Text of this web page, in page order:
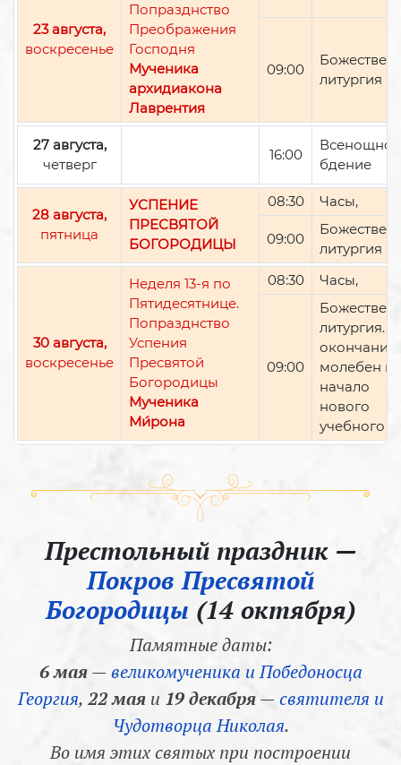
23 августа,
воскресенье
Попразднство
Преображения
Господня
Мученика
архидиакона
Лаврентия
09:00
литургия
27 августа,
четверг
16:00
Всенощное
бдение
28 августа,
пятница
УСПЕНИЕ
ПРЕСВЯТОЙ
БОГОРОДИЦЫ
08:30 Часы,
09:00
литургия
30 августа,
воскресенье
Неделя 13-я по
Пятидесятнице.
Попразднство
Успения
Пресвятой
Богородицы
Мученика
Ми́рона
08:30 Часы,
09:00
литургия.
окончании
молебен
начало
нового
учебного
Престольный праздник —
Покров Пресвятой
Богородицы (14 октября)
Памятные даты:
6 мая—великомученика и Победоносца
Георгия, 22 маяи 19 декабря—святителя и
Чудотворца Николая.
Во имя этих святых при построении